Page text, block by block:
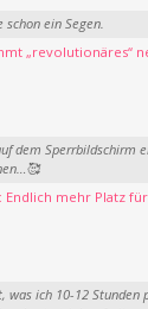
ein Segen.
„revolutionäres“
dem Sperrbildschirm
mehr Platz
was ich 10-12 Stunden